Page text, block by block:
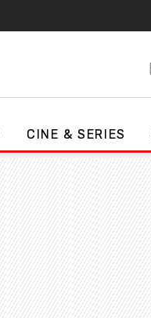
CINE & SERIES